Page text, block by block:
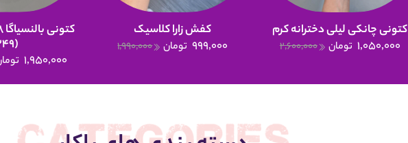
کتونی چانکی لیلی دخترانه کرم
1,050,000 تومان 2,600,000
کفش زارا کلاسیک
999,000 تومان 1,990,000
(249)
1,950,000